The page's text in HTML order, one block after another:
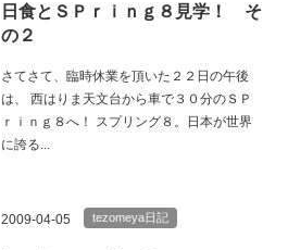
日食とＳＰｒｉｎｇ８見学！ そ
の２
さてさて、臨時休業を頂いた２２日の午後
は、 西はりま天文台から車で３０分のＳＰ
ｒｉｎｇ８へ！ スプリング８。日本が世界
に誇る...
2009-04-05 tezomeya日記